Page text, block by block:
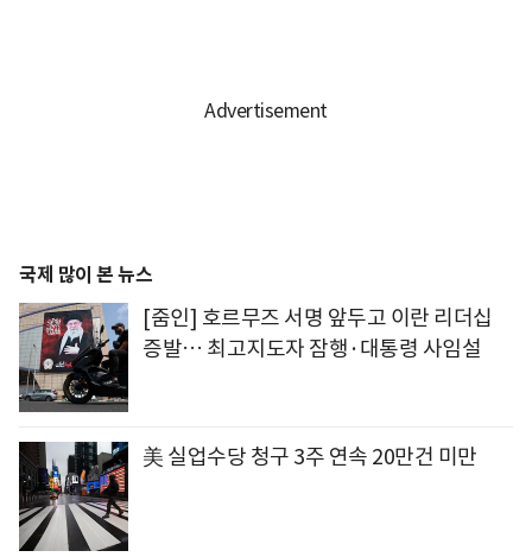
국제 많이 본 뉴스
[줌인] 호르무즈 서명 앞두고 이란 리더십
증발… 최고지도자 잠행·대통령 사임설
美 실업수당 청구 3주 연속 20만건 미만